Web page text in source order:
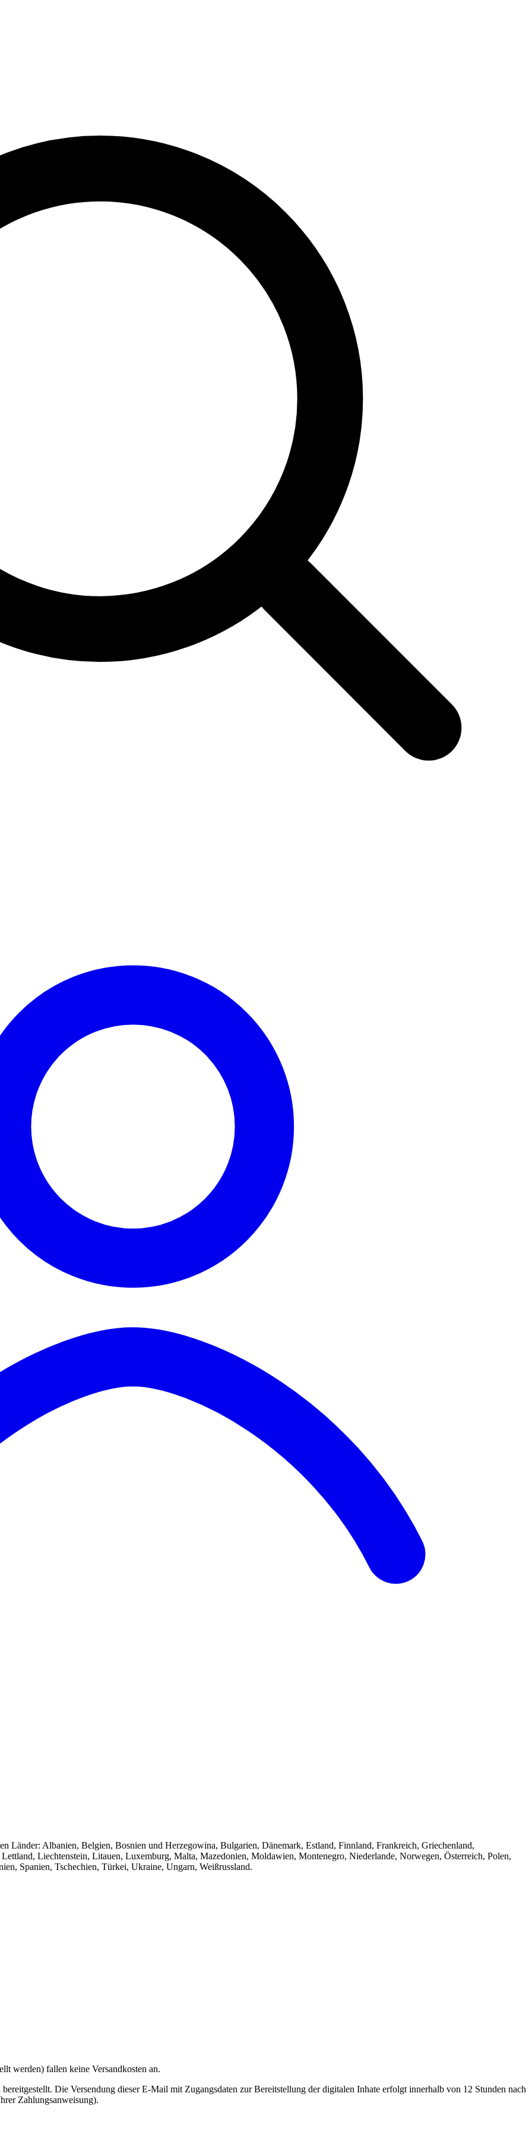
Länder: Albanien, Belgien, Bosnien und Herzegowina, Bulgarien, Dänemark, Estland, Finnland, Frankreich, Griechenland,
Liechtenstein, Litauen, Luxemburg, Malta, Mazedonien, Moldawien, Montenegro, Niederlande, Norwegen, Österreich, Polen,
Spanien, Tschechien, Türkei, Ukraine, Ungarn, Weißrussland.
werden) fallen keine Versandkosten an.
Die Versendung dieser E-Mail mit Zugangsdaten zur Bereitstellung der digitalen Inhate erfolgt innerhalb von 12 Stunden nach
Zahlungsanweisung).